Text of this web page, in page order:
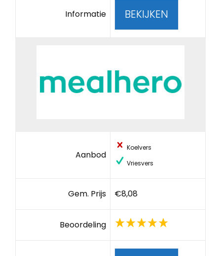
Informatie BEKIJKEN
Aanbod
Koelvers
Vriesvers
Gem. Prijs €8,08
Beoordeling